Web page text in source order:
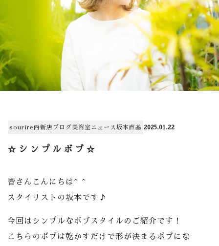
sourire西新店 ブログ美容室ニュース 坂本直基 2025.01.22
☆シンプルボブ☆
皆さんこんにちは^ ^
スタイリストの坂本です♪
今回はシンプルなボブスタイルのご紹介です！
こちらのボブは乾かすだけで形が決まるボブにな